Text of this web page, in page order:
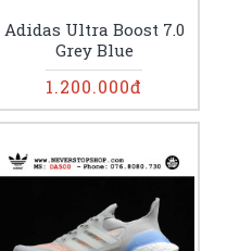
Adidas Ultra Boost 7.0
Grey Blue
1.200.000đ